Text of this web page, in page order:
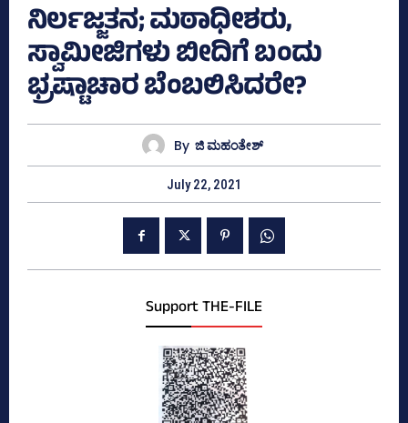
ನಿರ್ಲಜ್ಜತನ; ಮಠಾಧೀಶರು,
ಸ್ವಾಮೀಜಿಗಳು ಬೀದಿಗೆ ಬಂದು
ಭ್ರಷ್ಟಾಚಾರ ಬೆಂಬಲಿಸಿದರೇ?
By ಜಿ ಮಹಂತೇಶ್
July 22, 2021
Support THE-FILE